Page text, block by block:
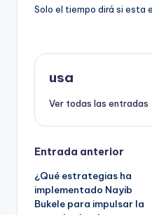
Solo el tiempo dirá si esta
usa
Ver todas las entradas
Navegación
de
Entrada anterior
¿Qué estrategias ha
implementado Nayib
Bukele para impulsar la